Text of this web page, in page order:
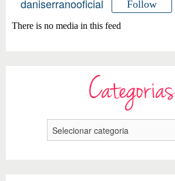
daniserranooficial Follow
There is no media in this feed
Categorias